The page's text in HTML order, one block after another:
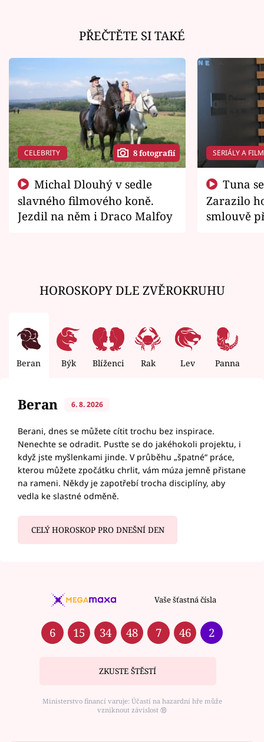
PŘEČTĚTE SI TAKÉ
CELEBRITY 8 fotografií
slavného filmového koně.
Jezdil na něm i Draco Malfoy
SERIÁLY A
Zarazilo
smlouvě
HOROSKOPY DLE ZVĚROKRUHU
Beran Býk Blíženci Rak Lev Panna
Beran 6. 8. 2026
Berani, dnes se můžete cítit trochu bez inspirace.
Nenechte se odradit. Pusťte se do jakéhokoli projektu, i
když jste myšlenkami jinde. V průběhu „špatné“ práce,
kterou můžete zpočátku chrlit, vám múza jemně přistane
na rameni. Někdy je zapotřebí trocha disciplíny, aby
vedla ke slastné odměně.
CELÝ HOROSKOP PRO DNEŠNÍ DEN
Vaše šťastná čísla
6 15 34 48 7 46 2
ZKUSTE ŠTĚSTÍ
Ministerstvo financí varuje: Účastí na hazardní hře může
vzniknout závislost ⑱